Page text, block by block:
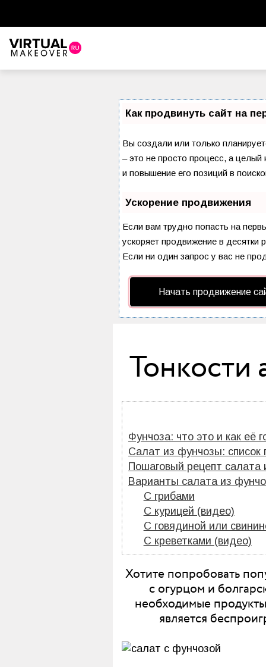
Как продвинуть сайт на
Вы создали или только
– это не просто процесс, а
и повышение его позиций в
Ускорение продвижения
Если вам трудно попасть на
ускоряет продвижение в десятки
Если ни один запрос у вас не
Начать продвижение
Тонкости
Фунчоза: что это и как её
Салат из фунчозы: список
Пошаговый рецепт салата
Варианты салата из
С грибами
С курицей (видео)
С говядиной или
С креветками (видео)
Хотите попробовать
с огурцом и
необходимые
является